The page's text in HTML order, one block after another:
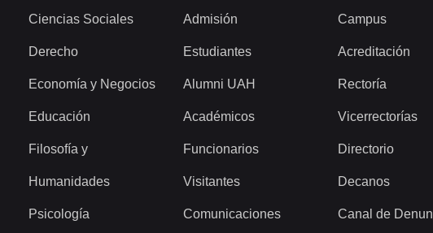
Ciencias Sociales
Derecho
Economía y Negocios
Educación
Filosofía y
Humanidades
Psicología
Admisión
Estudiantes
Alumni UAH
Académicos
Funcionarios
Visitantes
Comunicaciones
Campus
Acreditación
Rectoría
Vicerrectorías
Directorio
Decanos
Canal de